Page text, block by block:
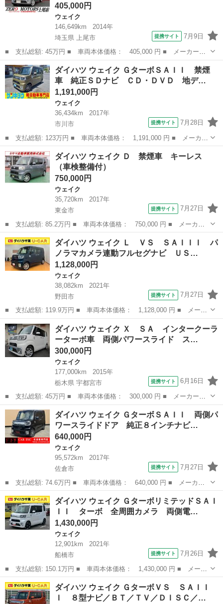
405,000円
ウェイク
146,649km
2014年
埼玉県 上尾市
提携サイト 7月9日
■ 支払総額: 45万円 ■ 車両本体価格： 405,000 円 ■ メーカー
名： ダイハツ ■ 車種名： ウェイク ■ グレード名： Ｘ ター
ボ ４ＷＤ ナビ ＴＶ ＤＶＤ再生 バックカメラ ＬＥＤヘッド
ライト パワース...
埼玉 上尾市 ウェイク
ダイハツ ウェイク ＧターボＳＡＩＩ 禁煙
車 純正ＳＤナビ ＣＤ・ＤＶＤ 地デ…
1,191,000円
ウェイク
36,434km
2017年
市川市
提携サイト 7月28日
■ 支払総額: 123万円 ■ 車両本体価格： 1,191,000 円 ■ メーカー
名： ダイハツ ■ 車種名： ウェイク ■ グレード名： Ｇターボ
ＳＡＩＩ 禁煙車 純正ＳＤナビ ＣＤ・ＤＶＤ 地デジＴＶ Ｂｌ
ｕｅｔｏｏ...
千葉 市川市 ウェイク
ダイハツ ウェイク Ｄ 禁煙車 キーレス
（車検整備付）
750,000円
ウェイク
35,720km
2017年
東金市
提携サイト 7月27日
■ 支払総額: 85.2万円 ■ 車両本体価格： 750,000 円 ■ メーカー
名： ダイハツ ■ 車種名： ウェイク ■ グレード名： Ｄ 禁煙
車 キーレス ■ 排気量： 660cc ■ ドア枚数： 5D ■ ミッショ...
千葉 東金市 ウェイク
ダイハツ ウェイク Ｌ ＶＳ ＳＡＩＩＩ パ
ノラマカメラ連動フルセグナビ ＵＳ…
1,128,000円
ウェイク
38,082km
2021年
野田市
提携サイト 7月27日
■ 支払総額: 119.9万円 ■ 車両本体価格： 1,128,000 円 ■ メーカ
ー名： ダイハツ ■ 車種名： ウェイク ■ グレード名： Ｌ Ｖ
Ｓ ＳＡＩＩＩ パノラマカメラ連動フルセグナビ ＵＳＢ接続 ブ
ルートゥ...
千葉 野田市 ウェイク
ダイハツ ウェイク Ｘ ＳＡ インタークーラ
ーターボ車 両側パワースライド ス…
300,000円
ウェイク
177,000km
2015年
栃木県 宇都宮市
提携サイト 6月16日
■ 支払総額: 45万円 ■ 車両本体価格： 300,000 円 ■ メーカー
名： ダイハツ ■ 車種名： ウェイク ■ グレード名： Ｘ Ｓ
Ａ インタークーラーターボ車 両側パワースライド スマートキー
■ 排気量： 6...
栃木 宇都宮市 ウェイク
ダイハツ ウェイク ＧターボＳＡＩＩ 両側パ
ワースライドドア 純正８インチナビ…
640,000円
ウェイク
95,572km
2017年
佐倉市
提携サイト 7月27日
■ 支払総額: 74.6万円 ■ 車両本体価格： 640,000 円 ■ メーカー
名： ダイハツ ■ 車種名： ウェイク ■ グレード名： Ｇターボ
ＳＡＩＩ 両側パワースライドドア 純正８インチナビ バックカメ
ラ 衝突被害...
千葉 佐倉市 ウェイク
ダイハツ ウェイク ＧターボリミテッドＳＡＩ
ＩＩ ターボ 全周囲カメラ 両側電…
1,430,000円
ウェイク
12,901km
2021年
船橋市
提携サイト 7月26日
■ 支払総額: 150.1万円 ■ 車両本体価格： 1,430,000 円 ■ メーカ
ー名： ダイハツ ■ 車種名： ウェイク ■ グレード名： Ｇター
ボリミテッドＳＡＩＩＩ ターボ 全周囲カメラ 両側電動スライド
ドア Ｌ...
千葉 船橋市 ウェイク
ダイハツ ウェイク ＧターボＶＳ ＳＡＩＩ
Ｉ ８型ナビ／ＢＴ／ＴＶ／ＤＩＳＣ／…